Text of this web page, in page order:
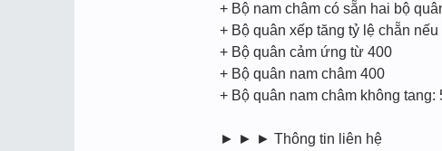
+ Bộ nam châm có sẵn hai bộ
+ Bộ quân xếp tăng tỷ lệ chẵn
+ Bộ quân cảm ứng từ 400
+ Bộ quân nam châm 400
+ Bộ quân nam châm không tang:
► ► ► Thông tin liên hệ